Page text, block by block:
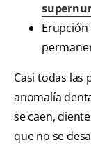
Casi todas las
anomalía
se caen,
que no se